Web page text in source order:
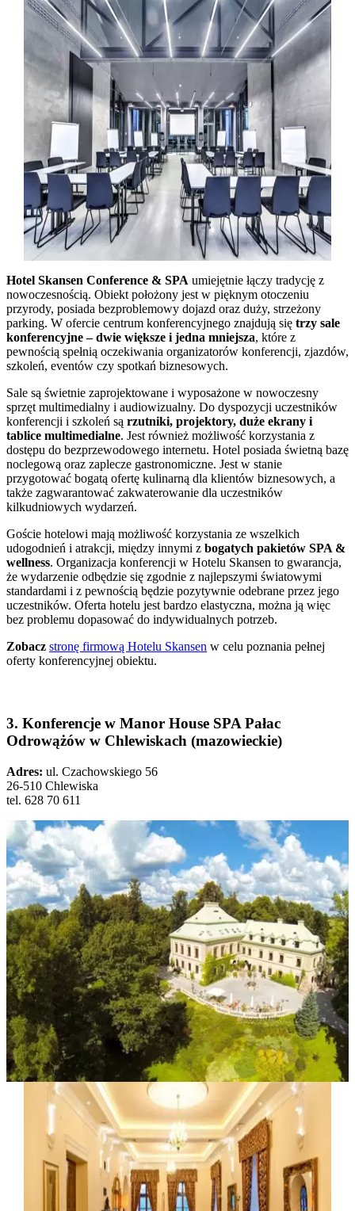
Hotel Skansen Conference & SPA umiejętnie łączy tradycję z
nowoczesnością. Obiekt położony jest w pięknym otoczeniu
przyrody, posiada bezproblemowy dojazd oraz duży, strzeżony
parking. W ofercie centrum konferencyjnego znajdują się trzy sale
konferencyjne – dwie większe i jedna mniejsza, które z
pewnością spełnią oczekiwania organizatorów konferencji, zjazdów,
szkoleń, eventów czy spotkań biznesowych.
Sale są świetnie zaprojektowane i wyposażone w nowoczesny
sprzęt multimedialny i audiowizualny. Do dyspozycji uczestników
konferencji i szkoleń są rzutniki, projektory, duże ekrany i
tablice multimedialne. Jest również możliwość korzystania z
dostępu do bezprzewodowego internetu. Hotel posiada świetną bazę
noclegową oraz zaplecze gastronomiczne. Jest w stanie
przygotować bogatą ofertę kulinarną dla klientów biznesowych, a
także zagwarantować zakwaterowanie dla uczestników
kilkudniowych wydarzeń.
Goście hotelowi mają możliwość korzystania ze wszelkich
udogodnień i atrakcji, między innymi z bogatych pakietów SPA &
wellness. Organizacja konferencji w Hotelu Skansen to gwarancja,
że wydarzenie odbędzie się zgodnie z najlepszymi światowymi
standardami i z pewnością będzie pozytywnie odebrane przez jego
uczestników. Oferta hotelu jest bardzo elastyczna, można ją więc
bez problemu dopasować do indywidualnych potrzeb.
Zobacz stronę firmową Hotelu Skansen w celu poznania pełnej
oferty konferencyjnej obiektu.
3. Konferencje w Manor House SPA Pałac
Odrowążów w Chlewiskach (mazowieckie)
Adres: ul. Czachowskiego 56
26-510 Chlewiska
tel. 628 70 611